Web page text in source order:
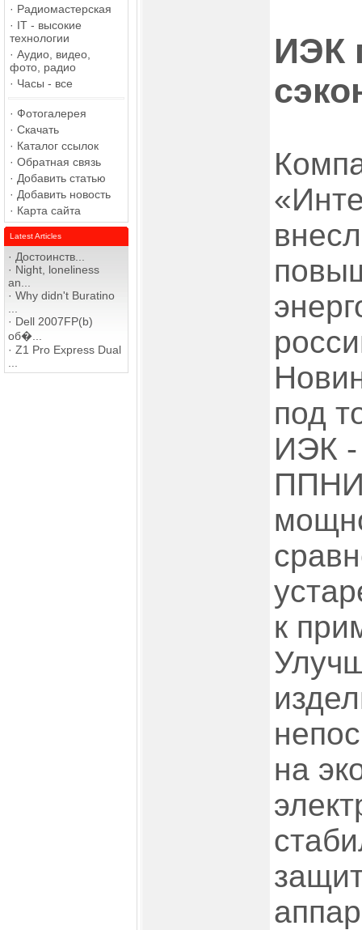
· Радиомастерская
· IT - высокие
технологии
· Аудио, видео,
фото, радио
· Часы - все
· Фотогалерея
· Скачать
· Каталог ссылок
· Обратная связь
· Добавить статью
· Добавить новость
· Карта сайта
Latest Articles
· Достоинств...
· Night, loneliness
an...
· Why didn't Buratino
· Dell 2007FP(b)
об�...
· Z1 Pro Express Dual
ИЭК
под
ИЭК -
ППНИ
к
на